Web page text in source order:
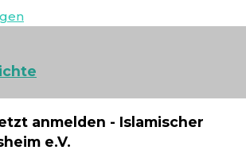
anmelden - Islamischer
e.V.